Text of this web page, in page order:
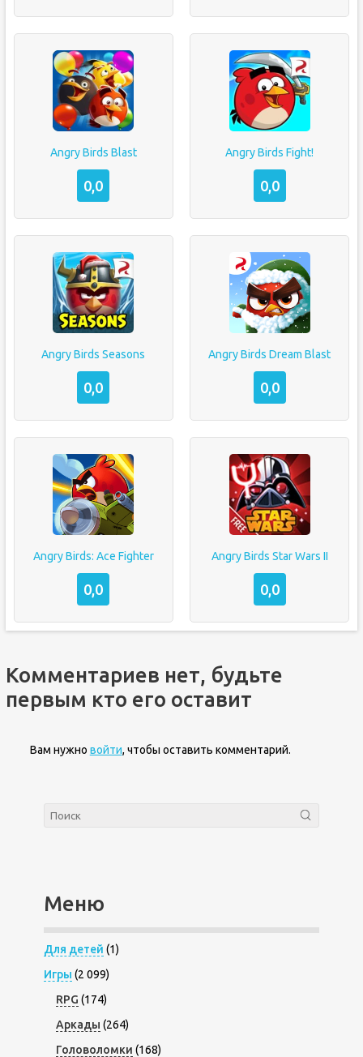
Angry Birds Blast
0,0
Angry Birds Fight!
0,0
Angry Birds Seasons
0,0
Angry Birds Dream Blast
0,0
Angry Birds: Ace Fighter
0,0
Angry Birds Star Wars II
0,0
Комментариев нет, будьте
первым кто его оставит
Вам нужно войти, чтобы оставить комментарий.
Меню
Для детей (1)
Игры (2 099)
RPG (174)
Аркады (264)
Головоломки (168)